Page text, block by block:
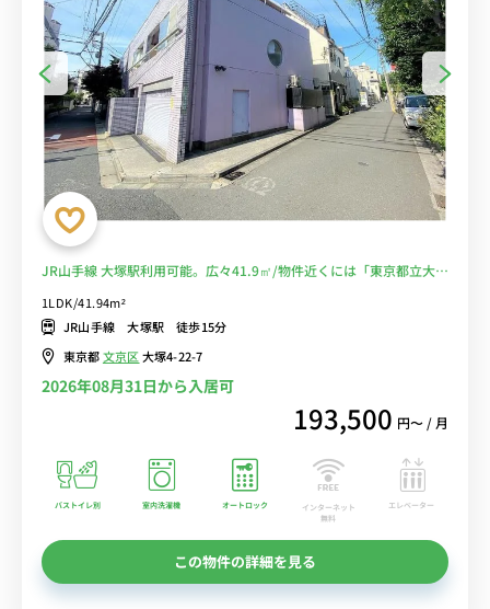
JR山手線 大塚駅利用可能。広々41.9㎡/物件近くには「東京都立大塚
Wi-Fi格安レンタル中！
1LDK/41.94m²
JR山手線 大塚駅 徒歩15分
東京都文京区大塚4-22-7
2026年08月31日から入居可
193,500 円〜 / 月
バストイレ別 室内洗濯機 オートロック
インターネット
無料
エレベーター
この物件の詳細を見る